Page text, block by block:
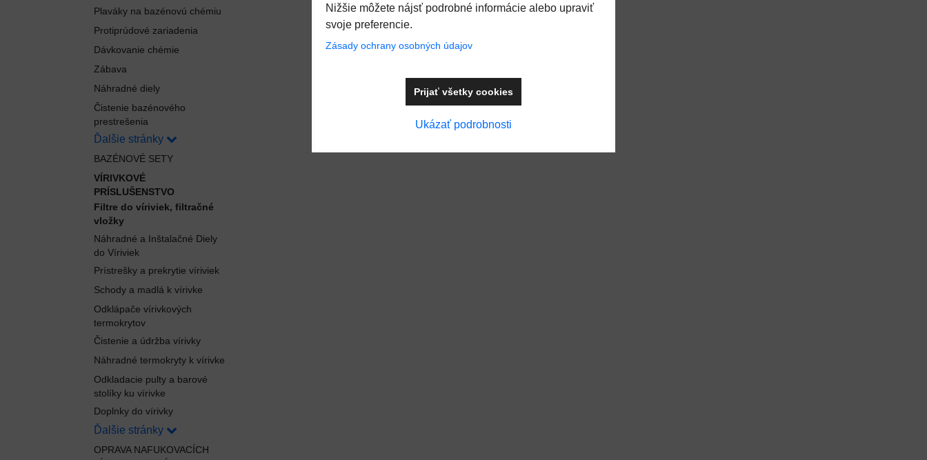
Plaváky na bazénovú chémiu
Protiprúdové zariadenia
Dávkovanie chémie
Zábava
Náhradné diely
Čistenie bazénového
prestrešenia
Ďalšie stránky
BAZÉNOVÉ SETY
VÍRIVKOVÉ
PRÍSLUŠENSTVO
Filtre do víriviek, filtračné
vložky
Náhradné a Inštalačné Diely
do Víriviek
Prístrešky a prekrytie víriviek
Schody a madlá k vírivke
Odklápače vírivkových
termokrytov
Čistenie a údržba vírivky
Náhradné termokryty k vírivke
Odkladacie pulty a barové
stolíky ku vírivke
Doplnky do vírivky
Ďalšie stránky
OPRAVA NAFUKOVACÍCH
Nižšie môžete nájsť podrobné informácie alebo upraviť
svoje preferencie.
Zásady ochrany osobných údajov
Ukázať podrobnosti
Prijať všetky cookies